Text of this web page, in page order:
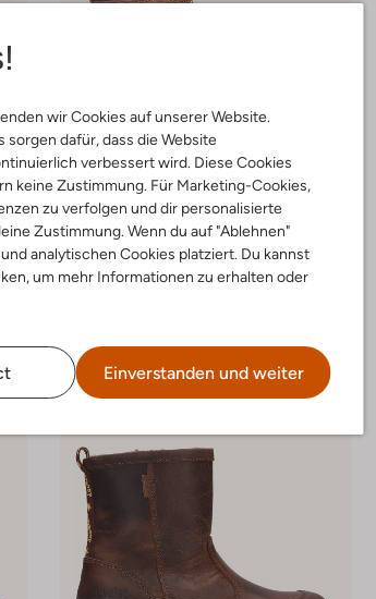
wir Cookies auf unserer Website.
sorgen dafür, dass die Website
verbessert wird. Diese Cookies
keine Zustimmung. Für Marketing-Cookies,
zu verfolgen und dir personalisierte
Zustimmung. Wenn du auf "Ablehnen"
analytischen Cookies platziert. Du kannst
um mehr Informationen zu erhalten oder
Einverstanden und weiter
-50%
Develab
Schnürboots
Ab € 49,99